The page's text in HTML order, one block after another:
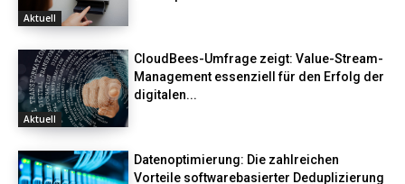
Aktuell
Aktuell
CloudBees-Umfrage zeigt: Value-Stream-
Management essenziell für den Erfolg der
digitalen...
Datenoptimierung: Die zahlreichen
Vorteile softwarebasierter Deduplizierung